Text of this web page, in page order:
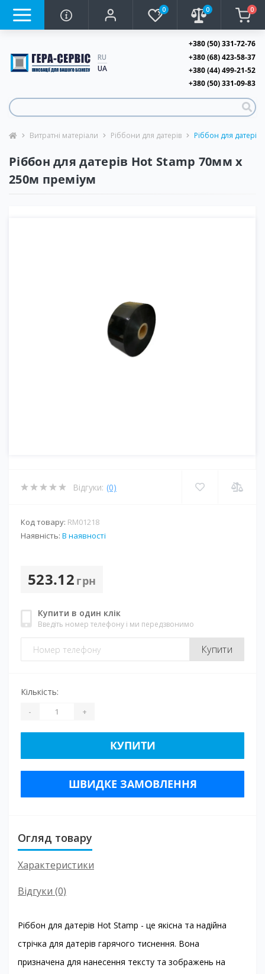
0 0 0
RU
UA
+380 (50) 331-72-76
+380 (68) 423-58-37
+380 (44) 499-21-52
+380 (50) 331-09-83
Витратні матеріали Ріббони для датерів Ріббон для
Ріббон для датерів Hot Stamp 70мм х
250м преміум
Відгуки: (0)
Код товару: RM01218
Наявність: В наявності
523.12 грн
Купити в один клік
Введіть номер телефону і ми передзвонимо
Купити
Кількість:
- +
КУПИТИ
ШВИДКЕ ЗАМОВЛЕННЯ
Огляд товару
Характеристики
Відгуки (0)
Ріббон для датерів Hot Stamp - це якісна та надійна
стрічка для датерів гарячого тиснення. Вона
призначена для нанесення тексту та зображень на